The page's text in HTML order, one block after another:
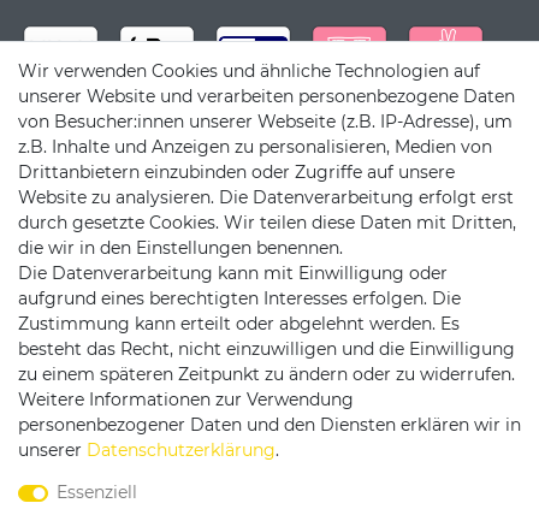
Versandpartner
Service & Kontakt
Wir verwenden Cookies und ähnliche Technologien auf
unserer Website und verarbeiten personenbezogene Daten
von Besucher:innen unserer Webseite (z.B. IP-Adresse), um
z.B. Inhalte und Anzeigen zu personalisieren, Medien von
Drittanbietern einzubinden oder Zugriffe auf unsere
Website zu analysieren. Die Datenverarbeitung erfolgt erst
durch gesetzte Cookies. Wir teilen diese Daten mit Dritten,
die wir in den Einstellungen benennen.
Die Datenverarbeitung kann mit Einwilligung oder
aufgrund eines berechtigten Interesses erfolgen. Die
Zustimmung kann erteilt oder abgelehnt werden. Es
besteht das Recht, nicht einzuwilligen und die Einwilligung
zu einem späteren Zeitpunkt zu ändern oder zu widerrufen.
Weitere Informationen zur Verwendung
personenbezogener Daten und den Diensten erklären wir in
unserer Daten­schutz­erklärung.
Essenziell